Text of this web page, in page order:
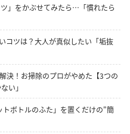
」をかぶせてみたら…「慣れたら
コツは？大人が真似したい「垢抜
決！お掃除のプロがやめた【3つの
い」
ボトルのふた」を置くだけの"簡